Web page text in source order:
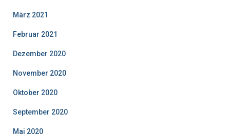
März 2021
Februar 2021
Dezember 2020
November 2020
Oktober 2020
September 2020
Mai 2020